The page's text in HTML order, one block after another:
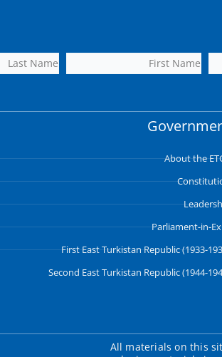
About the
Parliament-in-
First East Turkistan Republic (1933-
Second East Turkistan Republic (1944-
All materials on this